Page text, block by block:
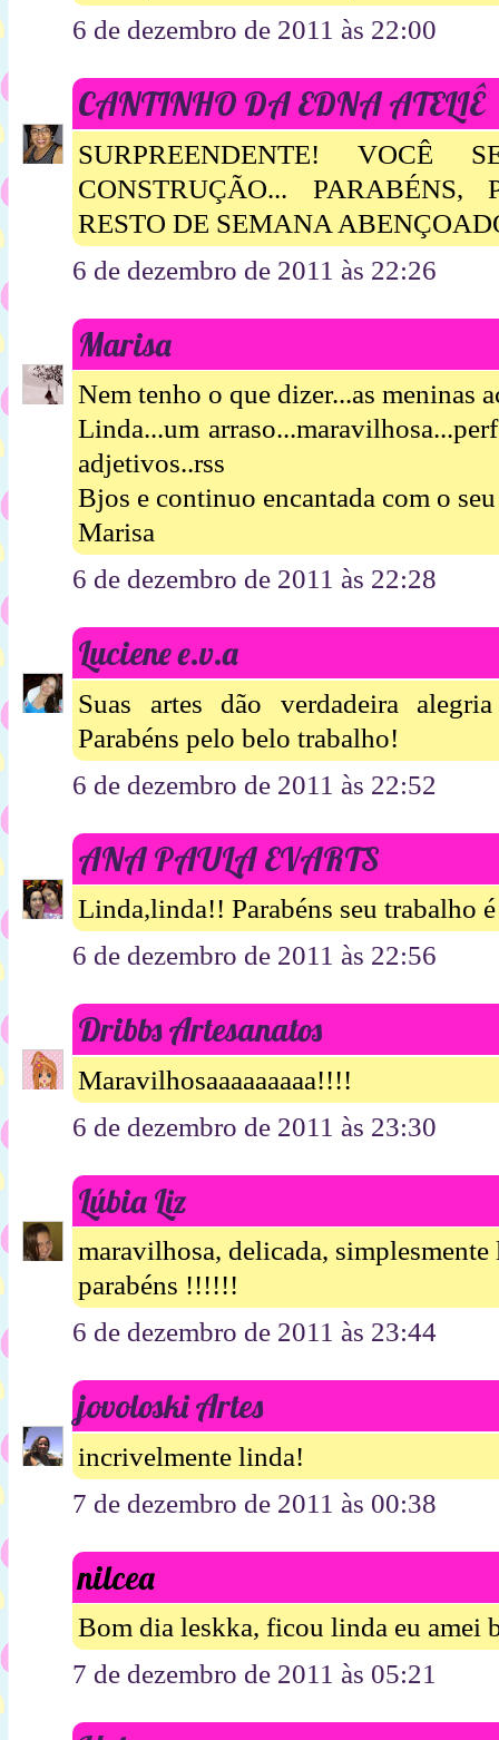
6 de dezembro de 2011 às 22:00
CANTINHO DA EDNA ATELIÊ
SURPREENDENTE!
CONSTRUÇÃO...
RESTO DE SEMANA
6 de dezembro de 2011 às 22:26
Marisa
Nem tenho o que dizer...as meninas
Linda...um
adjetivos..rss
Bjos e continuo encantada com o
Marisa
6 de dezembro de 2011 às 22:28
Luciene e.v.a
Suas artes dão verdadeira
Parabéns pelo belo trabalho!
6 de dezembro de 2011 às 22:52
ANA PAULA EVARTS
Linda,linda!! Parabéns seu trabalho
6 de dezembro de 2011 às 22:56
Dribbs Artesanatos
Maravilhosaaaaaaaaa!!!!
6 de dezembro de 2011 às 23:30
Lúbia Liz
maravilhosa, delicada,
parabéns !!!!!!
6 de dezembro de 2011 às 23:44
jovoloski Artes
incrivelmente linda!
7 de dezembro de 2011 às 00:38
nilcea
Bom dia leskka, ficou linda eu amei
7 de dezembro de 2011 às 05:21